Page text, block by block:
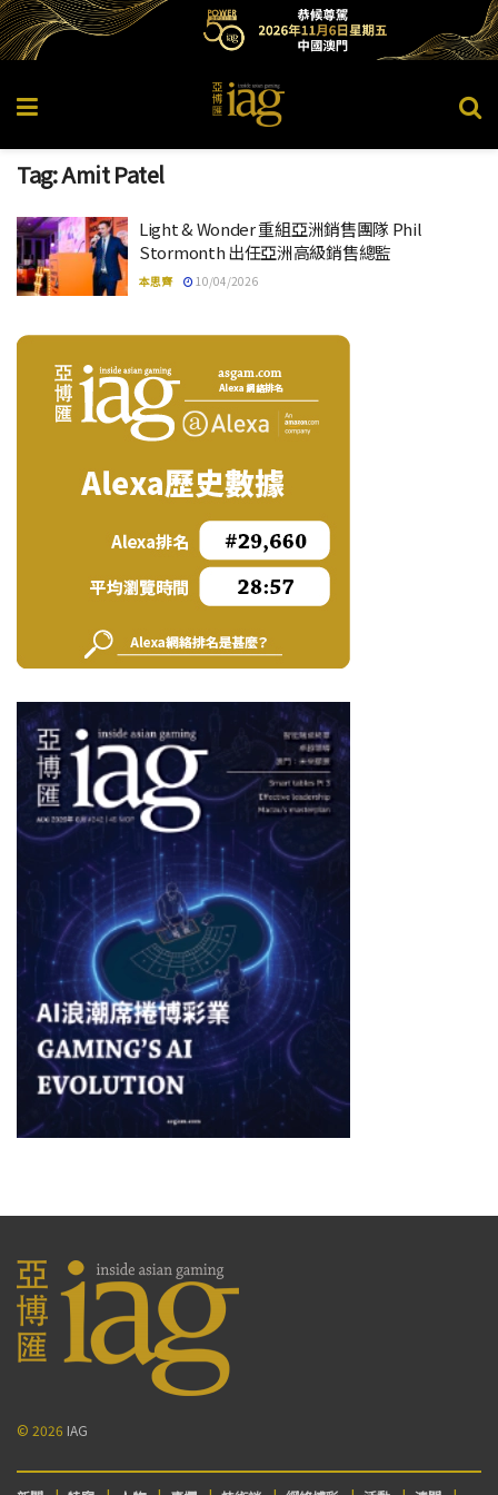
Tag:Amit Patel
Light & Wonder 重組亞洲銷售團隊 Phil
Stormonth 出任亞洲高級銷售總監
本思齊 10/04/2026
© 2026 IAG